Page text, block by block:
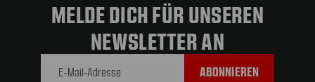
MELDE DICH FÜR UNSEREN
NEWSLETTER AN